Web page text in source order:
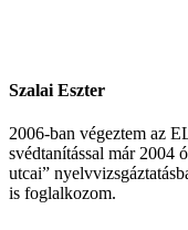
Szalai Eszter
2006-ban végeztem az
svédtanítással már 2004
utcai”
is foglalkozom.